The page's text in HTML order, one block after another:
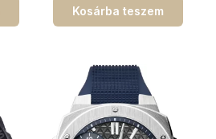
Kosárba teszem